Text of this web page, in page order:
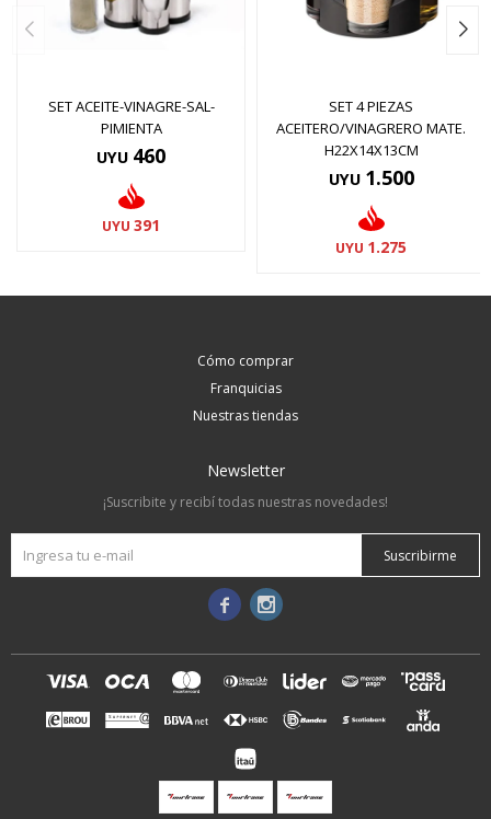
SET ACEITE-VINAGRE-SAL-
PIMIENTA
UYU 460
UYU 391
SET 4 PIEZAS
ACEITERO/VINAGRERO MATE.
H22X14X13CM
UYU 1.500
UYU 1.275
Cómo comprar
Franquicias
Nuestras tiendas
Newsletter
¡Suscribite y recibí todas nuestras novedades!
Suscribirme
 